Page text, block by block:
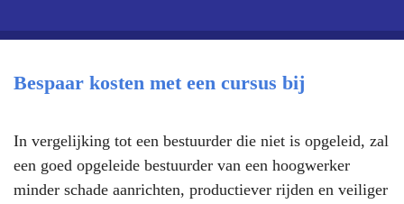
Bespaar kosten met een cursus bij
In vergelijking tot een bestuurder die niet is opgeleid, zal
een goed opgeleide bestuurder van een hoogwerker
minder schade aanrichten, productiever rijden en veiliger